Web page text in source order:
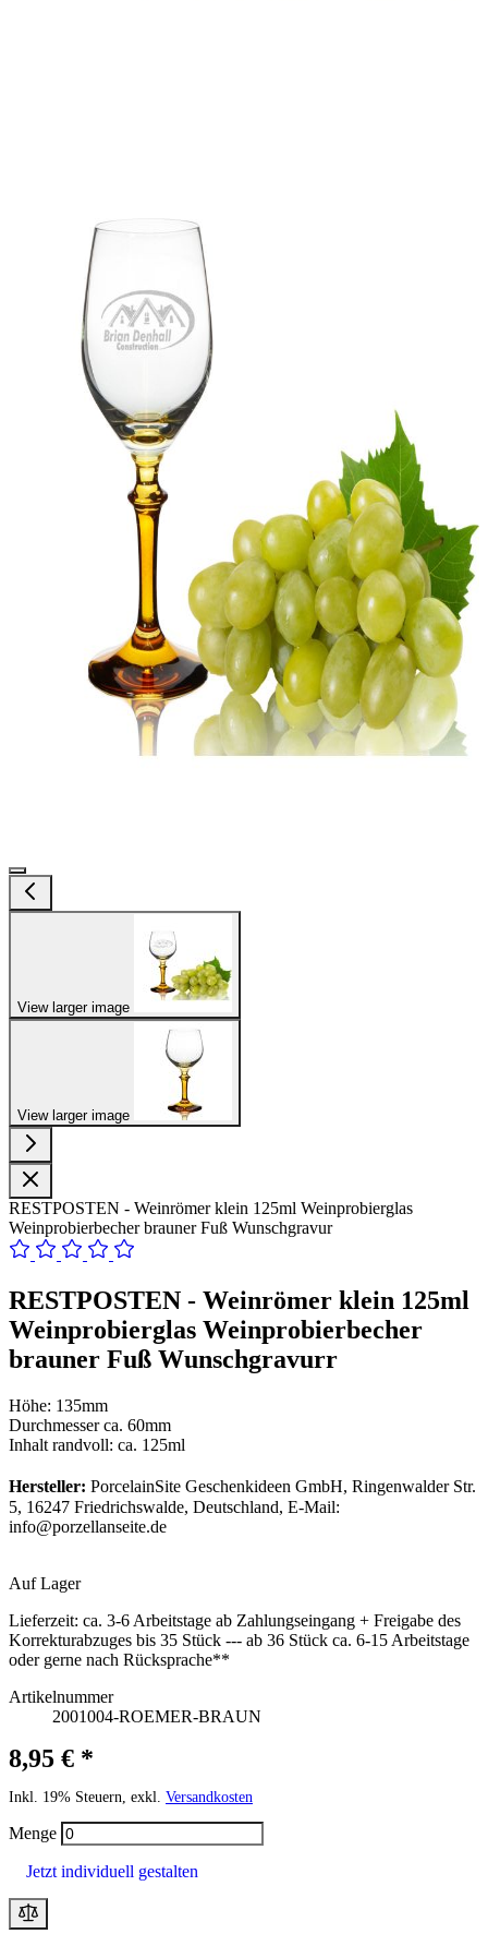
View larger image
View larger image
RESTPOSTEN - Weinrömer klein 125ml Weinprobierglas
Weinprobierbecher brauner Fuß Wunschgravur
RESTPOSTEN - Weinrömer klein 125ml
Weinprobierglas Weinprobierbecher
brauner Fuß Wunschgravurr
Höhe: 135mm
Durchmesser ca. 60mm
Inhalt randvoll: ca. 125ml
Hersteller: PorcelainSite Geschenkideen GmbH, Ringenwalder Str.
5, 16247 Friedrichswalde, Deutschland, E-Mail:
info@porzellanseite.de
Auf Lager
Lieferzeit: ca. 3-6 Arbeitstage ab Zahlungseingang + Freigabe des
Korrekturabzuges bis 35 Stück --- ab 36 Stück ca. 6-15 Arbeitstage
oder gerne nach Rücksprache**
Artikelnummer
2001004-ROEMER-BRAUN
8,95 € *
Inkl. 19% Steuern, exkl. Versandkosten
Menge
Jetzt individuell gestalten